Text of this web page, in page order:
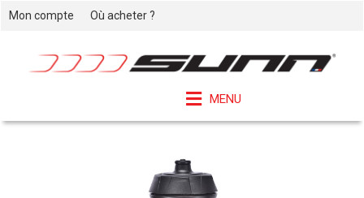
Mon compte Où acheter ?
MENU